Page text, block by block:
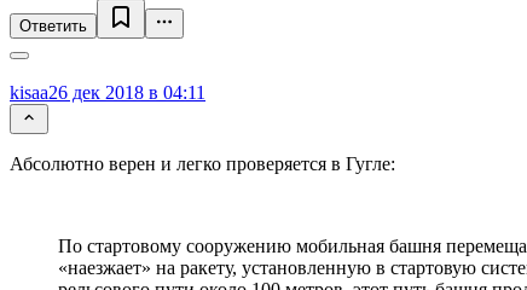
Ответить
kisaa26 дек 2018 в 04:11
Абсолютно верен и легко проверяется в Гугле:
По стартовому сооружению мобильная башня
«наезжает» на ракету, установленную в стартовую